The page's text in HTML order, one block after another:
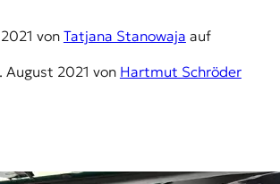
von Tatjana Stanowaja auf
August 2021 von Hartmut Schröder